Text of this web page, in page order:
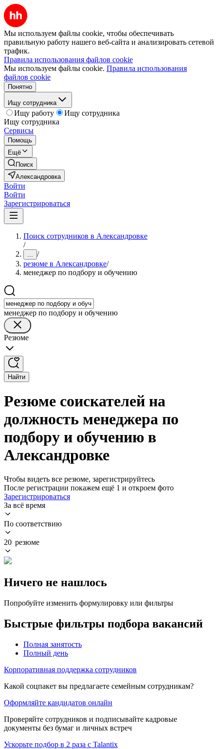
Мы используем файлы cookie, чтобы обеспечивать
правильную работу нашего веб-сайта и анализировать сетевой
трафик.
Правила использования файлов cookie
Мы используем файлы cookie. Правила использования
файлов cookie
Понятно
Ищу сотрудника
Ищу работу
Ищу сотрудника
Ищу сотрудника
Сервисы
Помощь
Ещё
Поиск
Александровка
Войти
Войти
Зарегистрироваться
Поиск сотрудников в Александровке
/
... /
резюме в Александровке/
менеджер по подбору и обучению
менеджер по подбору и обучению
Резюме
Найти
Резюме соискателей на
должность менеджера по
подбору и обучению в
Александровке
Чтобы видеть все резюме, зарегистрируйтесь
После регистрации покажем ещё 1 и откроем фото
Зарегистрироваться
За всё время
По соответствию
20 резюме
Ничего не нашлось
Попробуйте изменить формулировку или фильтры
Быстрые фильтры подбора вакансий
Полная занятость
Полный день
Корпоративная поддержка сотрудников
Какой соцпакет вы предлагаете семейным сотрудникам?
Оформляйте кандидатов онлайн
Проверяйте сотрудников и подписывайте кадровые
документы без бумаг и личных встреч
Ускорьте подбор в 2 раза с Talantix